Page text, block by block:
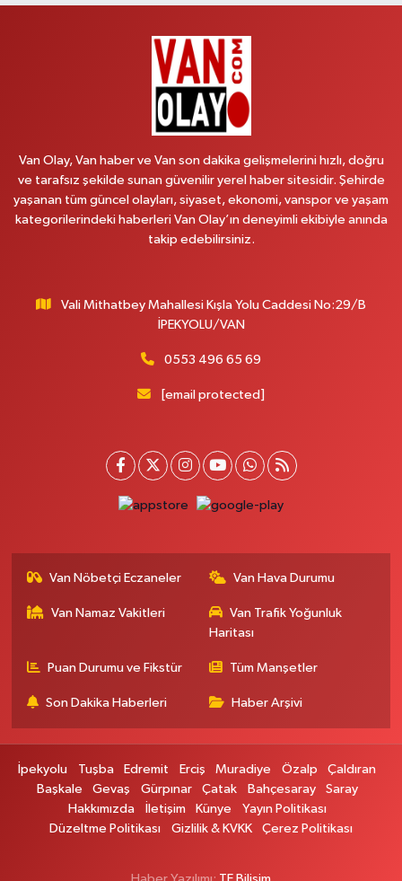
HEKİM HASTANESİ ACİL KARŞISI
Yol Tarifi Al
MAHMUDİYE MAH.ATATÜRK CAD.NO:17B
0 (531) 621 69 65 Yol Tarifi Al
Onay Eczanesi
Yenı Derman Eczanesi
Akdamar Hastanesi Acil yanı. İpekyolu. Hatuniye mahallesi terzioğlu, Eski
Yol Tarifi Al
Hayat Eczanesi
Kışla Mah.Çınarlı Cad.1038 Sk.No:93 3-4
0 (432) 354 37 36 Yol Tarifi Al
BAHÇELİEVLER MAH.MUSLİH GÖRENTAŞ BULVARI NO:57Çağdaş fırının
0 (501) 322 00 65 Yol Tarifi Al
VANYOLU CADDESİ NO:42
0 (532) 689 22 50 Yol Tarifi Al
Van Olay, Van haber ve Van son dakika gelişmelerini hızlı, doğru
ve tarafsız şekilde sunan güvenilir yerel haber sitesidir. Şehirde
yaşanan tüm güncel olayları, siyaset, ekonomi, vanspor ve yaşam
kategorilerindeki haberleri Van Olay’ın deneyimli ekibiyle anında
takip edebilirsiniz.
Vali Mithatbey Mahallesi Kışla Yolu Caddesi No:29/B
İPEKYOLU/VAN
0553 496 65 69
[email protected]
Van Nöbetçi Eczaneler Van Hava Durumu
Van Namaz Vakitleri
Van Trafik Yoğunluk
Haritası
Puan Durumu ve Fikstür Tüm Manşetler
Son Dakika Haberleri Haber Arşivi
İpekyolu Tuşba Edremit Erciş Muradiye Özalp
Çaldıran
Başkale
Gevaş Gürpınar Çatak Bahçesaray
Saray
Hakkımızda
İletişim Künye
Yayın Politikası
Düzeltme Politikası
Gizlilik & KVKK Çerez Politikası